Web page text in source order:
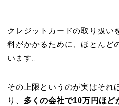
クレジットカードの取り扱い
料がかかるために、ほとんど
います。
その上限というのが実はそれ
り、 多くの会社で10万円ほど